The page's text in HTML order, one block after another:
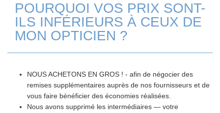
POURQUOI VOS PRIX SONT-
ILS INFÉRIEURS À CEUX DE
MON OPTICIEN ?
NOUS ACHETONS EN GROS ! - afin de négocier des
remises supplémentaires auprès de nos fournisseurs et de
vous faire bénéficier des économies réalisées.
Nous avons supprimé les intermédiaires — votre